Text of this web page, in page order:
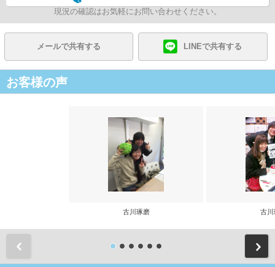
現況の確認はお気軽にお問い合わせください。
メールで共有する LINEで共有する
お客様の声
古川琢磨 古川